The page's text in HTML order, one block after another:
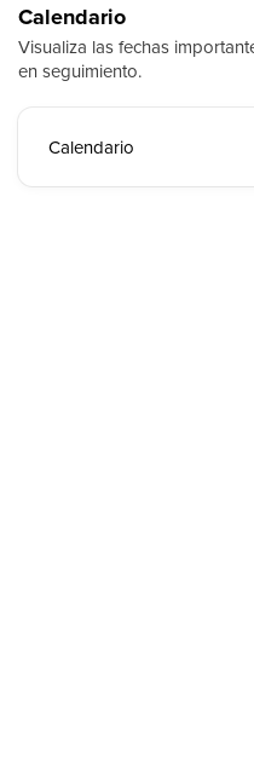
Calendario
Visualiza las fechas
en seguimiento.
Calendario